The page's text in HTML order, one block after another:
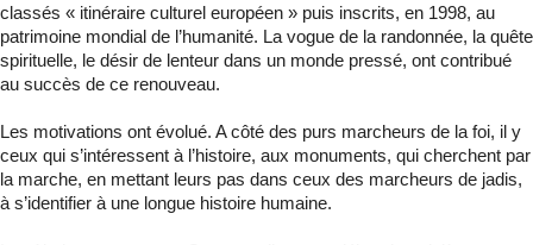
classés « itinéraire culturel européen » puis inscrits, en 1998, au
patrimoine mondial de l’humanité. La vogue de la randonnée, la quête
spirituelle, le désir de lenteur dans un monde pressé, ont contribué
au succès de ce renouveau.
Les motivations ont évolué. A côté des purs marcheurs de la foi, il y
ceux qui s’intéressent à l’histoire, aux monuments, qui cherchent par
la marche, en mettant leurs pas dans ceux des marcheurs de jadis,
à s’identifier à une longue histoire humaine.